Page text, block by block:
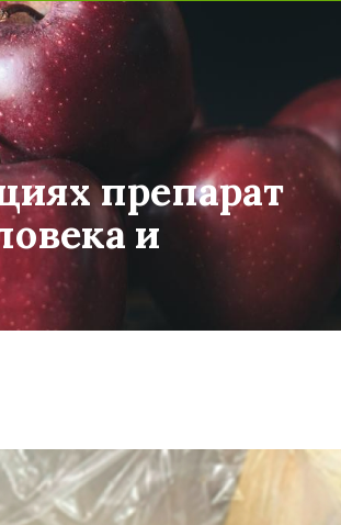
препарат
и